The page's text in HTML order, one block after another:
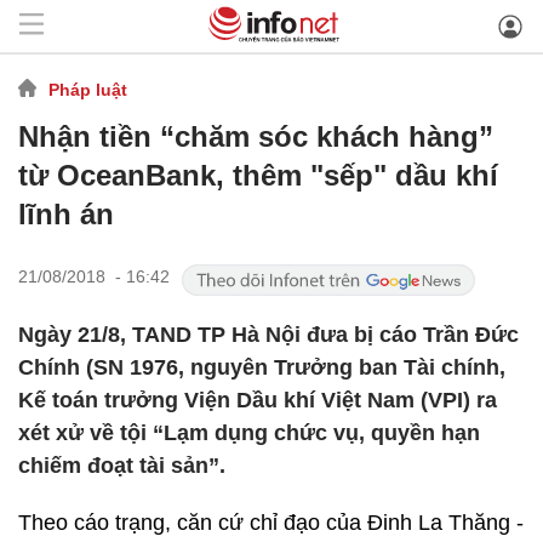
Pháp luật
Nhận tiền “chăm sóc khách hàng”
từ OceanBank, thêm "sếp" dầu khí
lĩnh án
21/08/2018 - 16:42
Ngày 21/8, TAND TP Hà Nội đưa bị cáo Trần Đức
Chính (SN 1976, nguyên Trưởng ban Tài chính,
Kế toán trưởng Viện Dầu khí Việt Nam (VPI) ra
xét xử về tội “Lạm dụng chức vụ, quyền hạn
chiếm đoạt tài sản”.
Theo cáo trạng, căn cứ chỉ đạo của Đinh La Thăng -